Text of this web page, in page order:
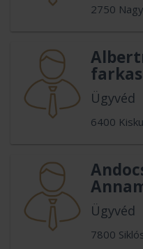
2750
farkas
Ügyvéd
6400
Ügyvéd
7800